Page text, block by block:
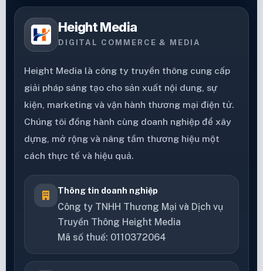
Height Media
DIGITAL COMMERCE & MEDIA
Height Media là công ty truyền thông cung cấp
giải pháp sáng tạo cho sản xuất nội dung, sự
kiện, marketing và vận hành thương mại điện tử.
Chúng tôi đồng hành cùng doanh nghiệp để xây
dựng, mở rộng và nâng tầm thương hiệu một
cách thực tế và hiệu quả.
Thông tin doanh nghiệp
Công ty TNHH Thương Mại và Dịch vụ
Truyền Thông Height Media
Mã số thuế: 0110372064